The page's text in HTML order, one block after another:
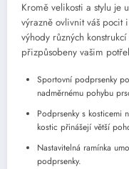
Kromě velikosti a stylu je
výrazně ovlivnit váš pocit
výhody různých
přizpůsobeny vašim
Sportovní podprsenky
nadměrnému pohybu
Podprsenky s
kostic přinášejí větší
Nastavitelná ramínka
podprsenky.